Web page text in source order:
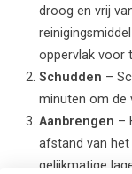
droog en vrij
oppervlak voor
Schudden –
minuten om de
Aanbrengen –
afstand van het
gelijkmatige